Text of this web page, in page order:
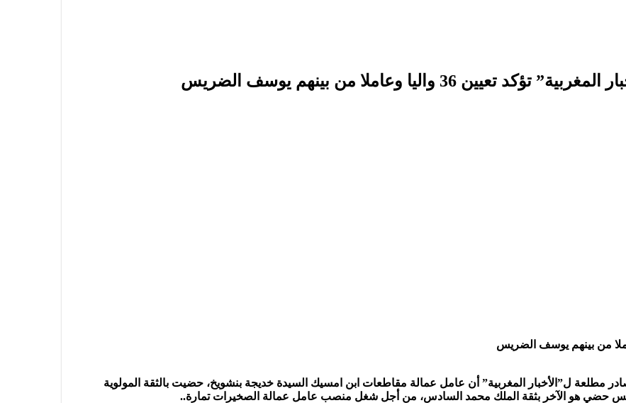
36 واليا وعاملا من بينهم يوسف الضريس
مطلعة ل”الأخبار المغربية” أن عامل عمالة مقاطعات ابن امسيك السيدة خديجة بنشويخ، حضيت بالثقة المولوية
حضي هو الآخر بثقة الملك محمد السادس، من أجل شغل منصب عامل عمالة الصخيرات تمارة..